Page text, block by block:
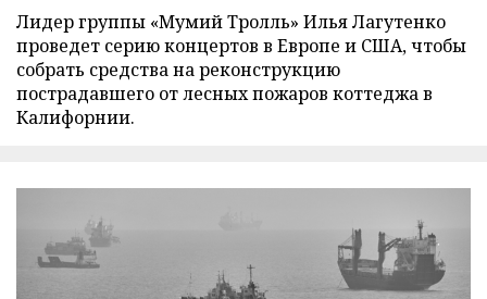
Лидер группы «Мумий Тролль» Илья Лагутенко
проведет серию концертов в Европе и США, чтобы
собрать средства на реконструкцию
пострадавшего от лесных пожаров коттеджа в
Калифорнии.